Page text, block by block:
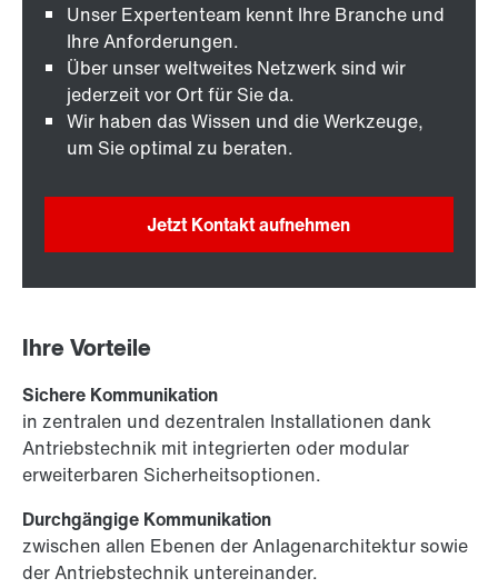
Unser Expertenteam kennt Ihre Branche und
Ihre Anforderungen.
Über unser weltweites Netzwerk sind wir
jederzeit vor Ort für Sie da.
Wir haben das Wissen und die Werkzeuge,
um Sie optimal zu beraten.
Jetzt Kontakt aufnehmen
Ihre Vorteile
Sichere Kommunikation
in zentralen und dezentralen Installationen dank
Antriebstechnik mit integrierten oder modular
erweiterbaren Sicherheitsoptionen.
Durchgängige Kommunikation
zwischen allen Ebenen der Anlagenarchitektur sowie
der Antriebstechnik untereinander.